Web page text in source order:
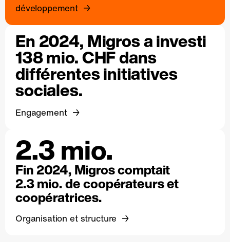
développement
En 2024, Migros a investi
138 mio. CHF dans
différentes initiatives
sociales.
Engagement
2.3 mio.
Fin 2024, Migros comptait
2.3 mio. de coopérateurs et
coopératrices.
Organisation et structure